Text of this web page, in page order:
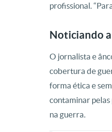
profissional.
Noticiando
O jornalista e
cobertura de
forma ética e
contaminar
na guerra.